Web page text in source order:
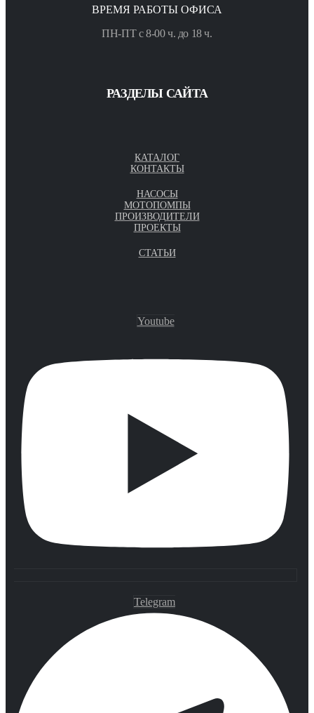
ВРЕМЯ РАБОТЫ ОФИСА
ПН-ПТ с 8-00 ч. до 18 ч.
РАЗДЕЛЫ САЙТА
КАТАЛОГ
КОНТАКТЫ
НАСОСЫ
МОТОПОМПЫ
ПРОИЗВОДИТЕЛИ
ПРОЕКТЫ
СТАТЬИ
Youtube
Telegram